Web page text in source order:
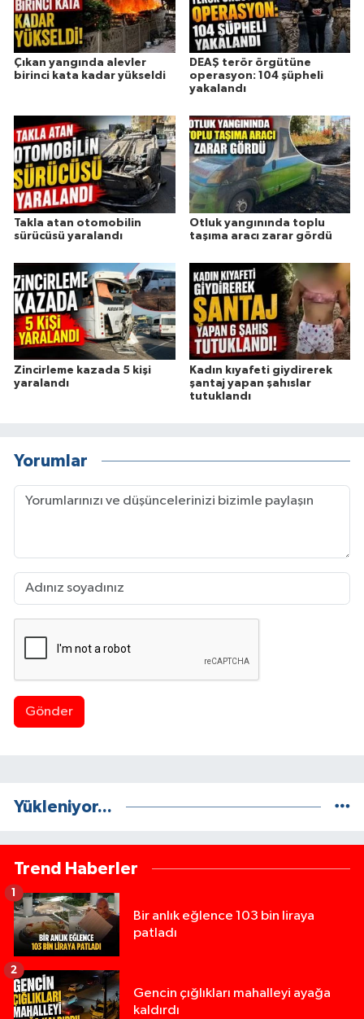
Çıkan yangında alevler
birinci kata kadar yükseldi
DEAŞ terör örgütüne
operasyon: 104 şüpheli
yakalandı
Takla atan otomobilin
sürücüsü yaralandı
Otluk yangınında toplu
taşıma aracı zarar gördü
Zincirleme kazada 5 kişi
yaralandı
Kadın kıyafeti giydirerek
şantaj yapan şahıslar
tutuklandı
Yorumlar
Gönder
Yükleniyor...
Trend Haberler
Bir anlık eğlence 103 bin liraya
patladı
1
Gencin çığlıkları mahalleyi ayağa
kaldırdı
2